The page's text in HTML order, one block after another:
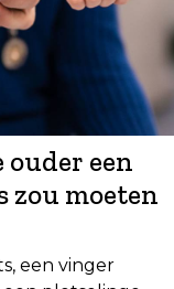
ouder een
zou moeten
een vinger